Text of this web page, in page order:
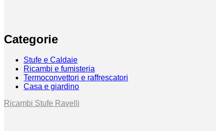
Categorie
Stufe e Caldaie
Ricambi e fumisteria
Termoconvettori e raffrescatori
Casa e giardino
Ricambi Stufe Ravelli